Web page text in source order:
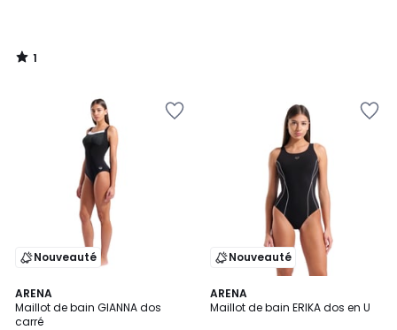
1
/
Nouveauté
ARENA
Maillot de bain GIANNA dos
carré
Nouveauté
ARENA
Maillot de bain ERIKA dos en U